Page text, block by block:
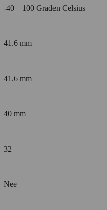
-40 – 100 Graden Celsius
41.6 mm
41.6 mm
40 mm
32
Nee